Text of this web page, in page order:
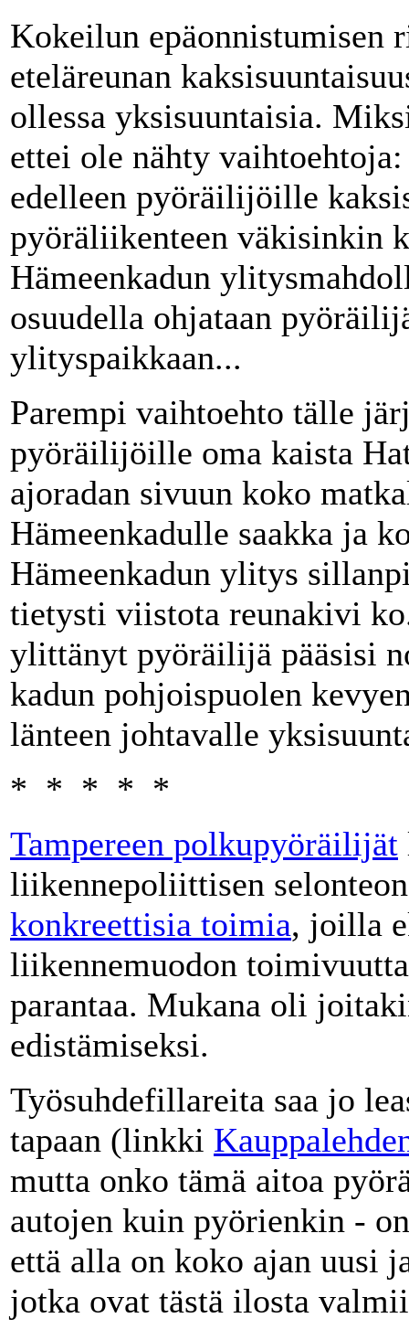
Kokeilun epäonnistumisen
eteläreunan
ollessa yksisuuntaisia.
ettei ole nähty
edelleen pyöräilijöille
pyöräliikenteen väkisinkin
Hämeenkadun
osuudella ohjataan
ylityspaikkaan...
Parempi vaihtoehto tälle
pyöräilijöille oma kaista
ajoradan sivuun koko
Hämeenkadulle saakka ja
Hämeenkadun ylitys
tietysti viistota reunakivi
ylittänyt pyöräilijä pääsisi
kadun pohjoispuolen
länteen johtavalle
* * * * *
Tampereen polkupyöräilijät
liikennepoliittisen
konkreettisia toimia, joilla
liikennemuodon
parantaa. Mukana oli
edistämiseksi.
Työsuhdefillareita saa jo
tapaan (linkki
mutta onko tämä aitoa
autojen kuin pyörienkin -
että alla on koko ajan uusi
jotka ovat tästä ilosta